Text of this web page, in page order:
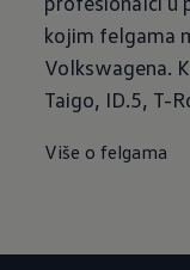
kojim felgama
Volkswagena.
Taigo, ID.5, T-
Više o felgama